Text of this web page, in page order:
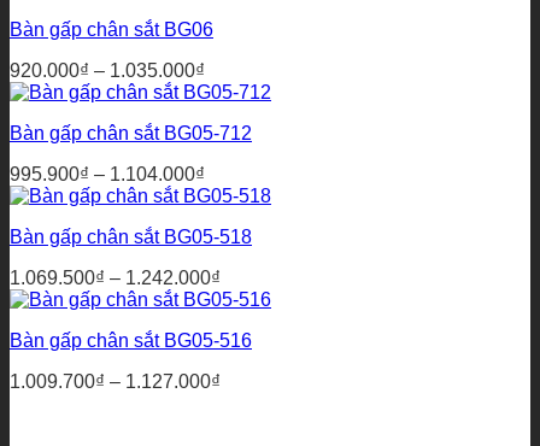
767.050₫
845.250₫
Bàn gấp chân sắt BG06
920.000₫ – 1.035.000₫
giá:
920.000₫
Bàn gấp chân sắt BG05-712
995.900₫ – 1.104.000₫
giá:
995.900₫
1.104.000₫
Bàn gấp chân sắt BG05-518
1.069.500₫ – 1.242.000₫
giá:
1.069.500₫
Bàn gấp chân sắt BG05-516
1.009.700₫ – 1.127.000₫